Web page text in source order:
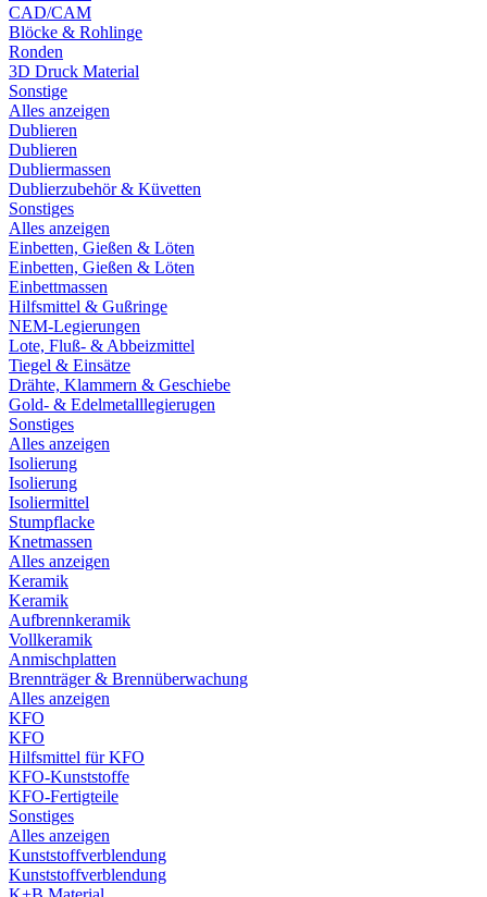
CAD/CAM
Blöcke & Rohlinge
Ronden
3D Druck Material
Sonstige
Alles anzeigen
Dublieren
Dublieren
Dubliermassen
Dublierzubehör & Küvetten
Sonstiges
Alles anzeigen
Einbetten, Gießen & Löten
Einbetten, Gießen & Löten
Einbettmassen
Hilfsmittel & Gußringe
NEM-Legierungen
Lote, Fluß- & Abbeizmittel
Tiegel & Einsätze
Drähte, Klammern & Geschiebe
Gold- & Edelmetalllegierugen
Sonstiges
Alles anzeigen
Isolierung
Isolierung
Isoliermittel
Stumpflacke
Knetmassen
Alles anzeigen
Keramik
Keramik
Aufbrennkeramik
Vollkeramik
Anmischplatten
Brennträger & Brennüberwachung
Alles anzeigen
KFO
KFO
Hilfsmittel für KFO
KFO-Kunststoffe
KFO-Fertigteile
Sonstiges
Alles anzeigen
Kunststoffverblendung
Kunststoffverblendung